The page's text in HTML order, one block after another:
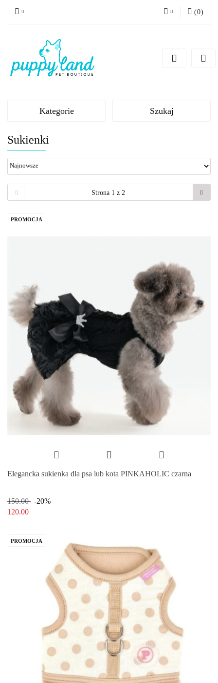
(0)
Kategorie Szukaj
Sukienki
PROMOCJA
Elegancka sukienka dla psa lub kota PINKAHOLIC czarna
150.00
-20%
120.00
PROMOCJA